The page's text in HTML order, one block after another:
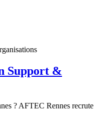
Support &
? AFTEC Rennes recrute